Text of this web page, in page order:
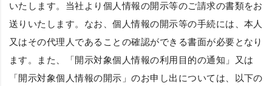
いたします。当社より個人情報の開示等のご請求の書類をお
送りいたします。なお、個人情報の開示等の手続には、本人
又はその代理人であることの確認ができる書面が必要となり
ます。また、「開示対象個人情報の利用目的の通知」又は
「開示対象個人情報の開示」のお申し出については、以下の